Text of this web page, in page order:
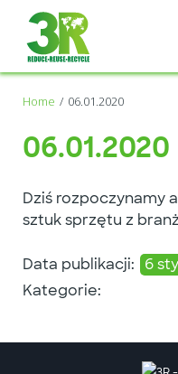
Home 06.01.2020
06.01.2020
Dziś rozpoczynamy
sztuk sprzętu z
Data publikacji:
6
Kategorie: